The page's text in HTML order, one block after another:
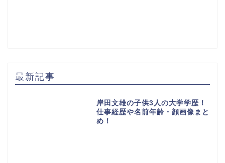
最新記事
岸田文雄の子供3人の大学学歴！
仕事経歴や名前年齢・顔画像まと
め！